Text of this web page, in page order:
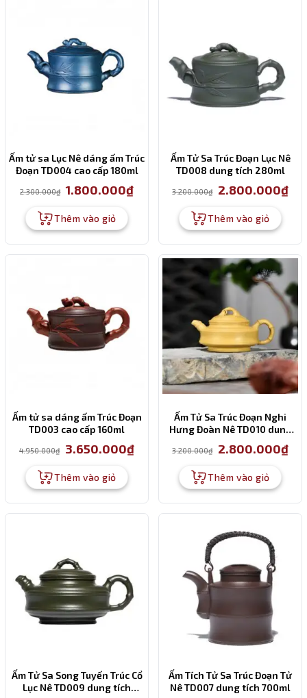
Ấm tử sa Lục Nê dáng ấm Trúc
Đoạn TD004 cao cấp 180ml
2.300.000₫ Giá
gốc
2.300.000₫.
1.800.000₫Giá
hiện
1.800.000₫.
Thêm vào giỏ
Ấm Tử Sa Trúc Đoạn Lục Nê
TD008 dung tích 280ml
3.200.000₫ Giá
gốc
3.200.000₫.
2.800.000₫Giá
hiện
Thêm vào giỏ
Ấm tử sa dáng ấm Trúc Đoạn
TD003 cao cấp 160ml
4.950.000₫ Giá
gốc
4.950.000₫.
3.650.000₫Giá
hiện
3.650.000₫.
Thêm vào giỏ
Ấm Tử Sa Trúc Đoạn Nghi
Hưng Đoàn Nê TD010 dung
3.200.000₫ Giá
gốc
3.200.000₫.
2.800.000₫Giá
hiện
Thêm vào giỏ
Ấm Tử Sa Song Tuyến Trúc Cổ
Lục Nê TD009 dung tích
Ấm Tích Tử Sa Trúc Đoạn Tử
Nê TD007 dung tích 700ml